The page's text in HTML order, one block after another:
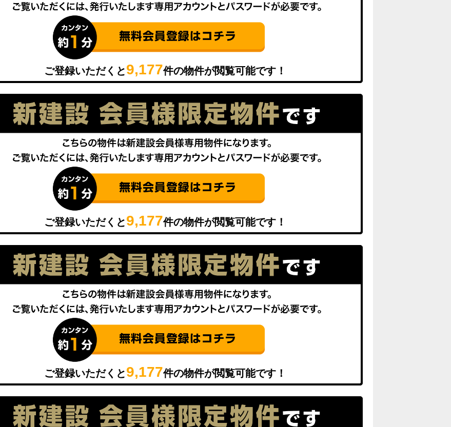
ご登録いただくと9,177件の物件が閲覧可能です！
ご登録いただくと9,177件の物件が閲覧可能です！
ご登録いただくと9,177件の物件が閲覧可能です！